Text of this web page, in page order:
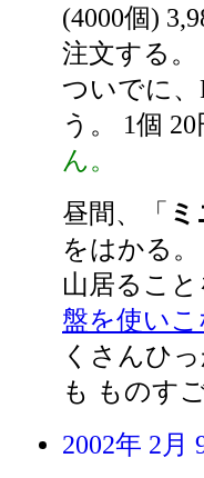
(4000個)
注文する。
ついでに、
う。 1個 20
ん。
昼間、「
をはかる
山居るこ
盤を使い
くさんひ
も ものす
2002年 2月